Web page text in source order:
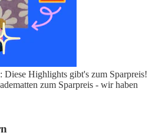
Highlights gibt's zum Sparpreis!
zum Sparpreis - wir haben